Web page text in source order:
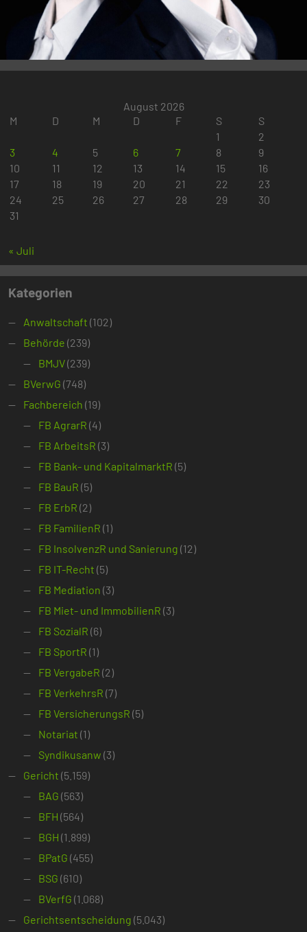
August 2026
M
D M D F S
S
1
2
3
4 5 6 7 8
9
10
11 12 13 14 15
16
17
18 19 20 21 22
23
24
25 26 27 28 29
30
31
« Juli
Kategorien
Anwaltschaft (102)
Behörde (239)
BMJV(239)
BVerwG (748)
Fachbereich (19)
FB AgrarR (4)
FB ArbeitsR (3)
FB Bank- und KapitalmarktR (5)
FB BauR (5)
FB ErbR (2)
FB FamilienR (1)
FB InsolvenzR und Sanierung (12)
FB IT-Recht (5)
FB Mediation (3)
FB Miet- und ImmobilienR (3)
FB SozialR (6)
FB SportR (1)
FB VergabeR (2)
FB VerkehrsR (7)
FB VersicherungsR (5)
Notariat (1)
Syndikusanw (3)
Gericht (5.159)
BAG (563)
BFH (564)
BGH (1.899)
BPatG (455)
BSG (610)
BVerfG (1.068)
Gerichtsentscheidung (5.043)